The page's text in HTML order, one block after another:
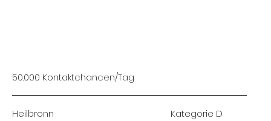
Heilbronn
50.000 Kontaktchancen/Tag
Kategorie D